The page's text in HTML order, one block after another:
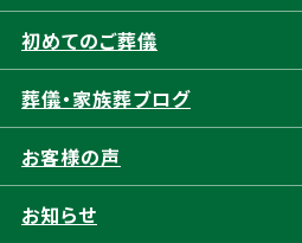
静岡市
清水区
葵区
富士市
焼津市
葬儀費用・プラン
お別れ直葬
一日葬
二日葬
初めてのご葬儀
初めてのご葬儀
葬儀の流れ
富士葬祭 5つの特長
富士葬祭 会員制度
葬儀・家族葬ブログ
お客様の声
お知らせ